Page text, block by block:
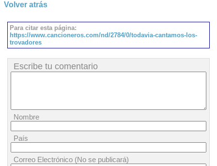
Volver atrás
Para citar esta página:
https://www.cancioneros.com/nd/2784/0/todavia-cantamos-los-
trovadores
Escribe tu comentario
Nombre
País
Correo Electrónico (No se publicará)